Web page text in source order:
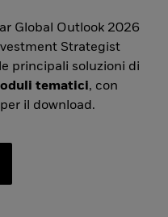
Global Outlook 2026
Strategist
principali soluzioni di
tematici, con
il download.